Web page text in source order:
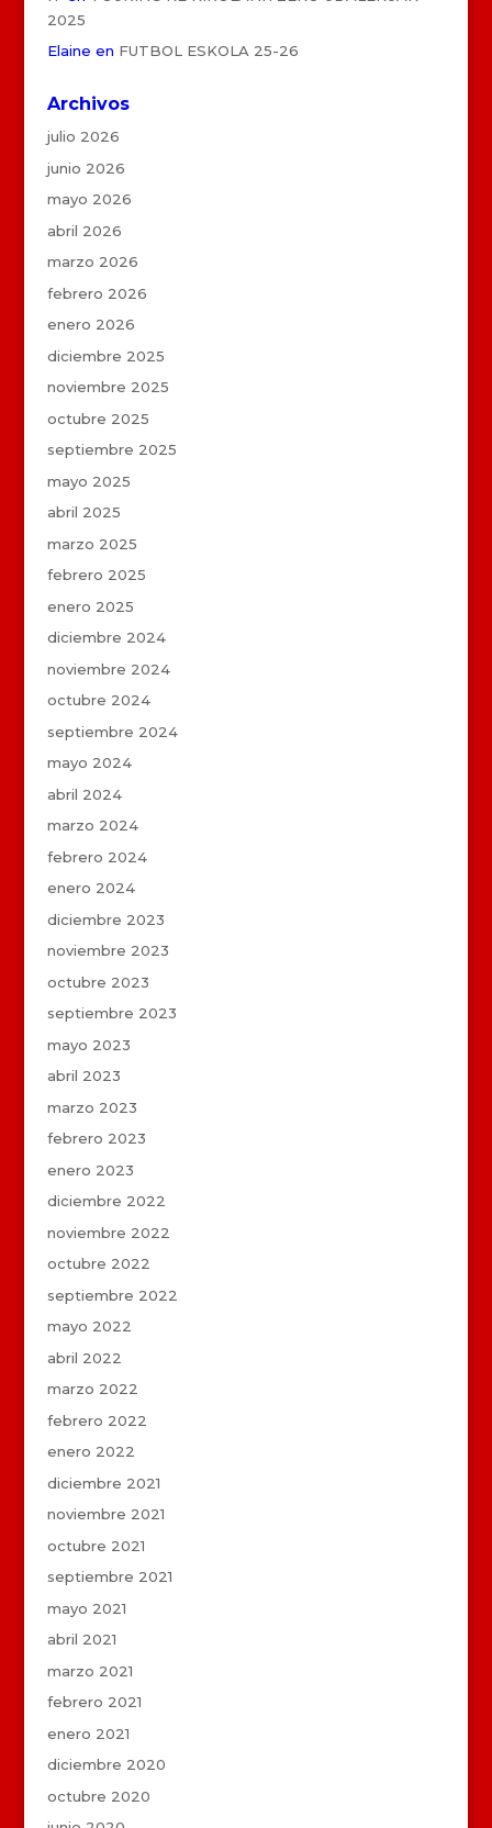
2025
Elaine en FUTBOL ESKOLA 25-26
Archivos
julio 2026
junio 2026
mayo 2026
abril 2026
marzo 2026
febrero 2026
enero 2026
diciembre 2025
noviembre 2025
octubre 2025
septiembre 2025
mayo 2025
abril 2025
marzo 2025
febrero 2025
enero 2025
diciembre 2024
noviembre 2024
octubre 2024
septiembre 2024
mayo 2024
abril 2024
marzo 2024
febrero 2024
enero 2024
diciembre 2023
noviembre 2023
octubre 2023
septiembre 2023
mayo 2023
abril 2023
marzo 2023
febrero 2023
enero 2023
diciembre 2022
noviembre 2022
octubre 2022
septiembre 2022
mayo 2022
abril 2022
marzo 2022
febrero 2022
enero 2022
diciembre 2021
noviembre 2021
octubre 2021
septiembre 2021
mayo 2021
abril 2021
marzo 2021
febrero 2021
enero 2021
diciembre 2020
octubre 2020